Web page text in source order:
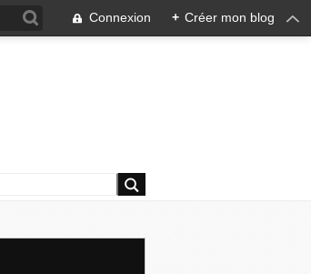
Connexion + Créer mon blog